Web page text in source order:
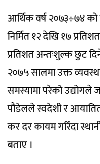
आर्थिक वर्ष २०७३÷७४
निर्मित १२ देखि १७
प्रतिशत अन्तःशुल्क छुट
२०७५ सालमा उक्त
समस्यामा परेको उद्योगले
पौडेलले स्वदेशी र
कर दर कायम गरिँदा
बताए ।